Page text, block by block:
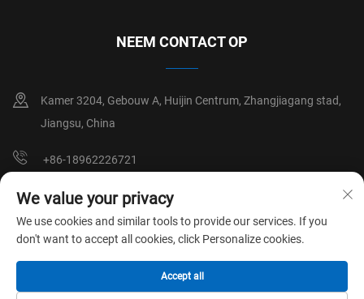
NEEM CONTACT OP
Kamer 3204, Gebouw A, Huijin Centrum, Zhangjiagang stad,
Jiangsu, China
+86-18962226721
[email protected]
Copyright © SUZHOU NEW CROWN MACHINE CO.,LTD
We value your privacy
We use cookies and similar tools to provide our services. If you
don't want to accept all cookies, click Personalize cookies.
Accept all